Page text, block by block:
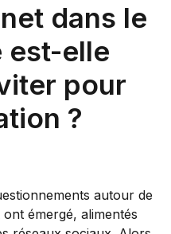
dans le
est-elle
pour
?
autour de
émergé, alimentés